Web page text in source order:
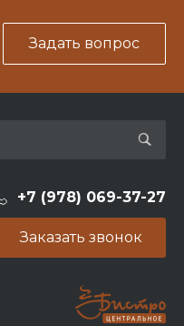
Задать вопрос
+7 (978) 069-37-27
Заказать звонок